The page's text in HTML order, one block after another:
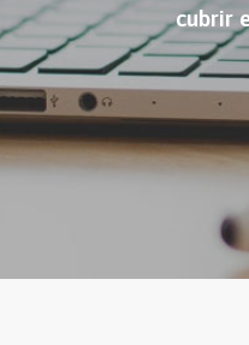
cubrir